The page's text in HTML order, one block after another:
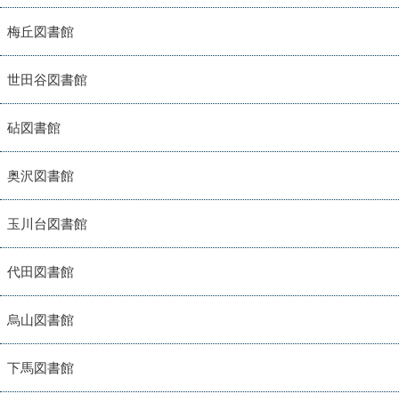
梅丘図書館
世田谷図書館
砧図書館
奥沢図書館
玉川台図書館
代田図書館
烏山図書館
下馬図書館